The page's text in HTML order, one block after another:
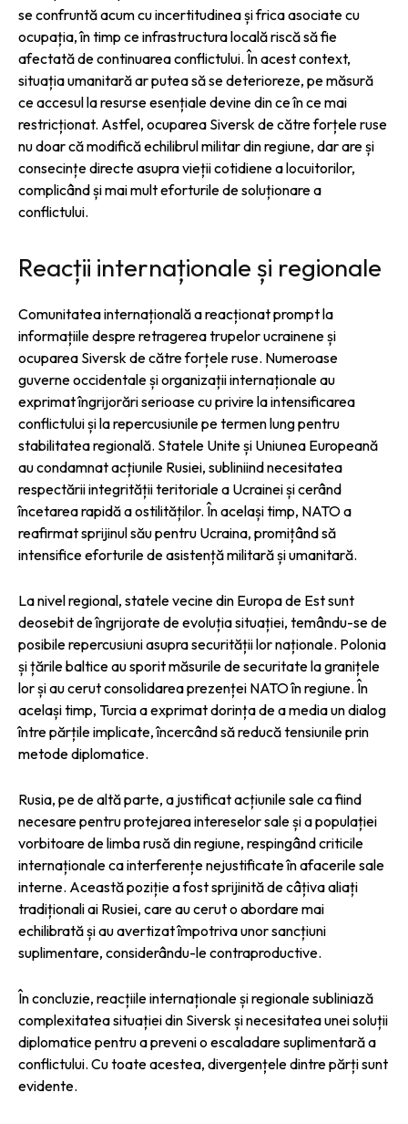
se confruntă acum cu incertitudinea și frica asociate cu
ocupația, în timp ce infrastructura locală riscă să fie
afectată de continuarea conflictului. În acest context,
situația umanitară ar putea să se deterioreze, pe măsură
ce accesul la resurse esențiale devine din ce în ce mai
restricționat. Astfel, ocuparea Siversk de către forțele ruse
nu doar că modifică echilibrul militar din regiune, dar are și
consecințe directe asupra vieții cotidiene a locuitorilor,
complicând și mai mult eforturile de soluționare a
conflictului.
Reacții internaționale și regionale
Comunitatea internațională a reacționat prompt la
informațiile despre retragerea trupelor ucrainene și
ocuparea Siversk de către forțele ruse. Numeroase
guverne occidentale și organizații internaționale au
exprimat îngrijorări serioase cu privire la intensificarea
conflictului și la repercusiunile pe termen lung pentru
stabilitatea regională. Statele Unite și Uniunea Europeană
au condamnat acțiunile Rusiei, subliniind necesitatea
respectării integrității teritoriale a Ucrainei și cerând
încetarea rapidă a ostilităților. În același timp, NATO a
reafirmat sprijinul său pentru Ucraina, promițând să
intensifice eforturile de asistență militară și umanitară.
La nivel regional, statele vecine din Europa de Est sunt
deosebit de îngrijorate de evoluția situației, temându-se de
posibile repercusiuni asupra securității lor naționale. Polonia
și țările baltice au sporit măsurile de securitate la granițele
lor și au cerut consolidarea prezenței NATO în regiune. În
același timp, Turcia a exprimat dorința de a media un dialog
între părțile implicate, încercând să reducă tensiunile prin
metode diplomatice.
Rusia, pe de altă parte, a justificat acțiunile sale ca fiind
necesare pentru protejarea intereselor sale și a populației
vorbitoare de limba rusă din regiune, respingând criticile
internaționale ca interferențe nejustificate în afacerile sale
interne. Această poziție a fost sprijinită de câțiva aliați
tradiționali ai Rusiei, care au cerut o abordare mai
echilibrată și au avertizat împotriva unor sancțiuni
suplimentare, considerându-le contraproductive.
În concluzie, reacțiile internaționale și regionale subliniază
complexitatea situației din Siversk și necesitatea unei soluții
diplomatice pentru a preveni o escaladare suplimentară a
conflictului. Cu toate acestea, divergențele dintre părți sunt
evidente.